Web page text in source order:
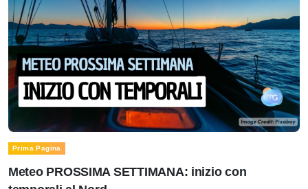
Prima Pagina
Meteo PROSSIMA SETTIMANA: inizio con